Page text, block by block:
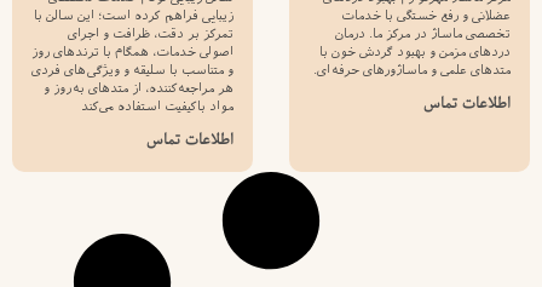
عضلانی و رفع خستگی با خدمات
تخصصی ماساژ در مرکز ما. درمان
دردهای مزمن و بهبود گردش خون با
متدهای علمی و ماساژورهای حرفه‌ای.
اطلاعات تماس
زیبایی فراهم کرده است؛ این سالن با
تمرکز بر دقت، ظرافت و اجرای
اصولی خدمات، همگام با ترندهای روز
و متناسب با سلیقه و ویژگی‌های فردی
هر مراجعه‌کننده، از متدهای به‌روز و
مواد باکیفیت استفاده می‌کند
اطلاعات تماس